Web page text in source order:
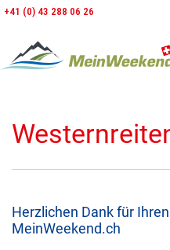
+41 (0) 43 288 06 26
Herzlichen Dank für
MeinWeekend.ch